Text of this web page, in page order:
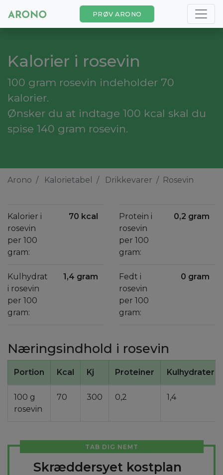
PRØV ARONO
Kalorier i rosevin
100 gram rosevin indeholder 70
kalorier.
Ønsker du at indtage 100 kcal skal du
spise 140 gram rosevin.
Arono Kalorietabel Drikkevarer Rosevin
Kalorier i
rosevin
per 100
gram:
70 kcal
Kulhydrat
i rosevin
per 100
gram:
1,4 gram
Protein i
rosevin
per 100
gram:
0,2 gram
Fedt i
rosevin
per 100
gram:
0 gram
Næringsindhold i rosevin
Portion Kcal Kj Proteiner Kulhydrater
100 g
rosevin
70 300 0,2 1,4
TAB DIG NEMT
Skræddersyet kostplan